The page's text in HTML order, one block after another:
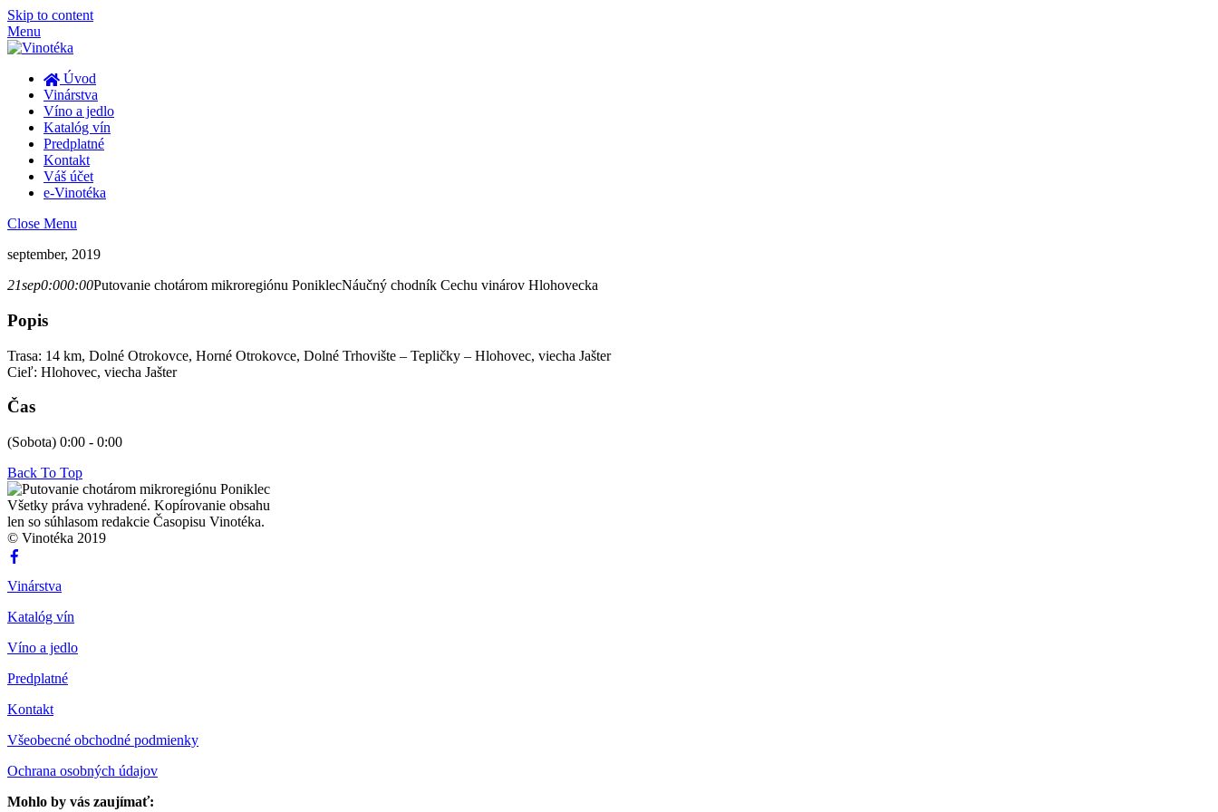
Skip to content
Menu
Úvod
Vinárstva
Víno a jedlo
Katalóg vín
Predplatné
Kontakt
Váš účet
e-Vinotéka
Close Menu
september, 2019
21sep0:000:00Putovanie chotárom mikroregiónu PoniklecNáučný chodník Cechu vinárov Hlohovecka
Popis
Trasa: 14 km, Dolné Otrokovce, Horné Otrokovce, Dolné Trhovište – Tepličky – Hlohovec, viecha Jašter
Cieľ: Hlohovec, viecha Jašter
Čas
(Sobota) 0:00 - 0:00
Back To Top
Všetky práva vyhradené. Kopírovanie obsahu
len so súhlasom redakcie Časopisu Vinotéka.
© Vinotéka 2019
Vinárstva
Katalóg vín
Víno a jedlo
Predplatné
Kontakt
Všeobecné obchodné podmienky
Ochrana osobných údajov
Mohlo by vás zaujímať: